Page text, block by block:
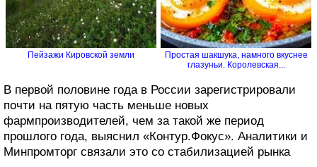
Пейзажи Кировской земли
Простая шакшука, намного вкуснее
глазуньи. Королевская...
В первой половине года в России зарегистрировали
почти на пятую часть меньше новых
фармпроизводителей, чем за такой же период
прошлого года, выяснил «Контур.Фокус». Аналитики и
Минпромторг связали это со стабилизацией рынка